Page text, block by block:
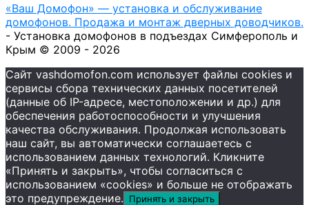
«Ваш Домофон» — установка и обслуживание
домофонов. Продажа и монтаж дверных доводчиков.
- Установка домофонов в подъездах Симферополь и
Крым © 2009 - 2026
Сайт vashdomofon.com использует файлы cookies и
сервисы сбора технических данных посетителей
(данные об IP-адресе, местоположении и др.) для
обеспечения работоспособности и улучшения
качества обслуживания. Продолжая использовать
наш сайт, вы автоматически соглашаетесь с
использованием данных технологий. Кликните
«Принять и закрыть», чтобы согласиться с
использованием «cookies» и больше не отображать
это предупреждение.
Принять и закрыть